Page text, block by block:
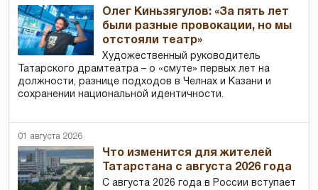
Олег Киньзягулов: «За пять лет
были разные провокации, но мы
отстояли театр»
Художественный руководитель
Татарского драмтеатра – о «смуте» первых лет на
должности, разнице подходов в Челнах и Казани и
сохранении национальной идентичности.
01 августа 2026
Что изменится для жителей
Татарстана с августа 2026 года
С августа 2026 года в России вступает